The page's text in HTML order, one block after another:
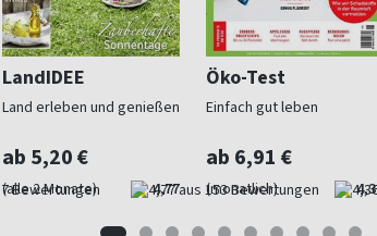
LandIDEE
Land erleben und genießen
ab 5,20 €
(alle 2 Monate) 4,77
Öko-Test
Einfach gut leben
ab 6,91 €
(monatlich)